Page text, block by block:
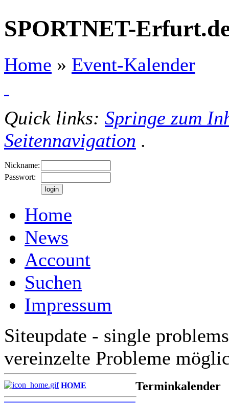
SPORTNET-
Home » Event-Kalender
Quick links: Springe zum
Seitennavigation .
Nickname:
Passwort:
Home
News
Account
Suchen
Impressum
Siteupdate - single
vereinzelte Probleme
HOME Terminkalender